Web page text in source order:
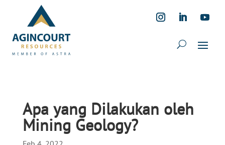
Apa yang Dilakukan oleh
Mining Geology?